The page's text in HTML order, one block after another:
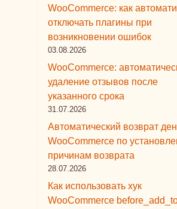
WooCommerce: как
отключать плагины при
возникновении ошибок
03.08.2026
WooCommerce:
удаление отзывов после
указанного срока
31.07.2026
Автоматический возврат
WooCommerce по
причинам возврата
28.07.2026
Как использовать хук
WooCommerce